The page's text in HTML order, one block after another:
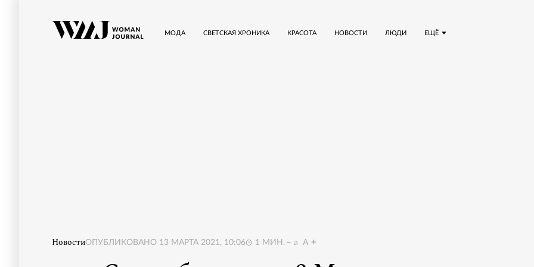
ЕЩЁ
МОДА СВЕТСКАЯ ХРОНИКА КРАСОТА НОВОСТИ ЛЮДИ
НовостиОПУБЛИКОВАНО 13 МАРТА 2021, 10:06 1 МИН. a A